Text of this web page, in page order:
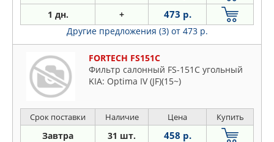
1 дн. + 473 р.
Другие предложения (3) от 473 р.
FORTECH FS151C
Фильтр салонный FS-151C угольный
KIA: Optima IV (JF)(15~)
Срок поставки Наличие Цена Купить
Завтра 31 шт. 458 р.